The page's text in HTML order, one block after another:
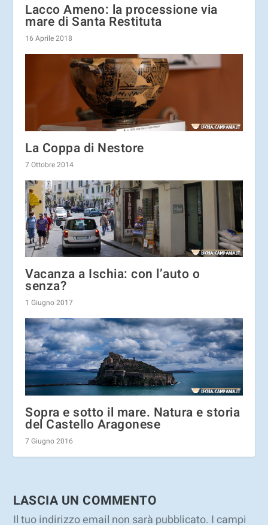
Lacco Ameno: la processione via
mare di Santa Restituta
16 Aprile 2018
La Coppa di Nestore
7 Ottobre 2014
Vacanza a Ischia: con l’auto o
senza?
1 Giugno 2017
Sopra e sotto il mare. Natura e storia
del Castello Aragonese
7 Giugno 2016
LASCIA UN COMMENTO
Il tuo indirizzo email non sarà pubblicato. I campi